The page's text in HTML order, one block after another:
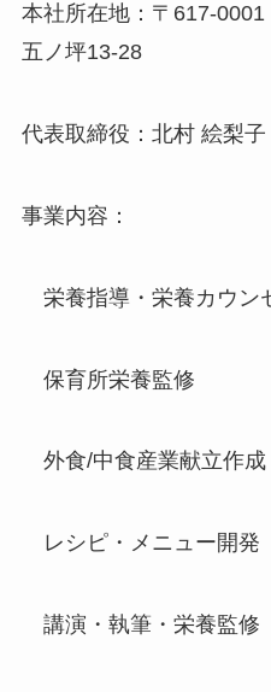
本社所在地：〒617-
五ノ坪13-28
代表取締役：北村 絵梨子
事業内容：
栄養指導・栄養カウン
保育所栄養監修
外食/中食産業献立作成
レシピ・メニュー開発
講演・執筆・栄養監修